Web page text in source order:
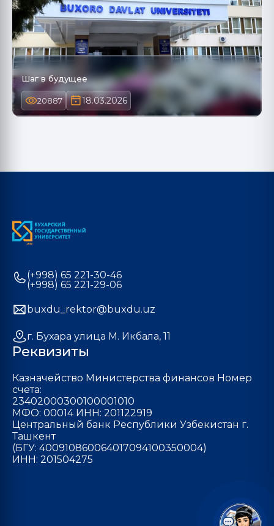
Шаг в будущее
20887 18.03.2026
(+998) 65 221-30-46
(+998) 65 221-29-06
buxdu_rektor@buxdu.uz
г. Бухара улица М. Икбала, 11
Реквизиты
Казначейство Министерства финансов Номер
счета:
23402000300100001010
МФО: 00014 ИНН: 201122919
Центральный банк Республики Узбекистан г.
Ташкент
(БГУ: 400910860064017094100350004)
ИНН: 201504275